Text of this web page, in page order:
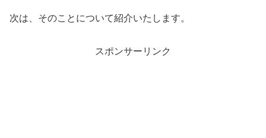
次は、そのことについて紹介いたします。
スポンサーリンク